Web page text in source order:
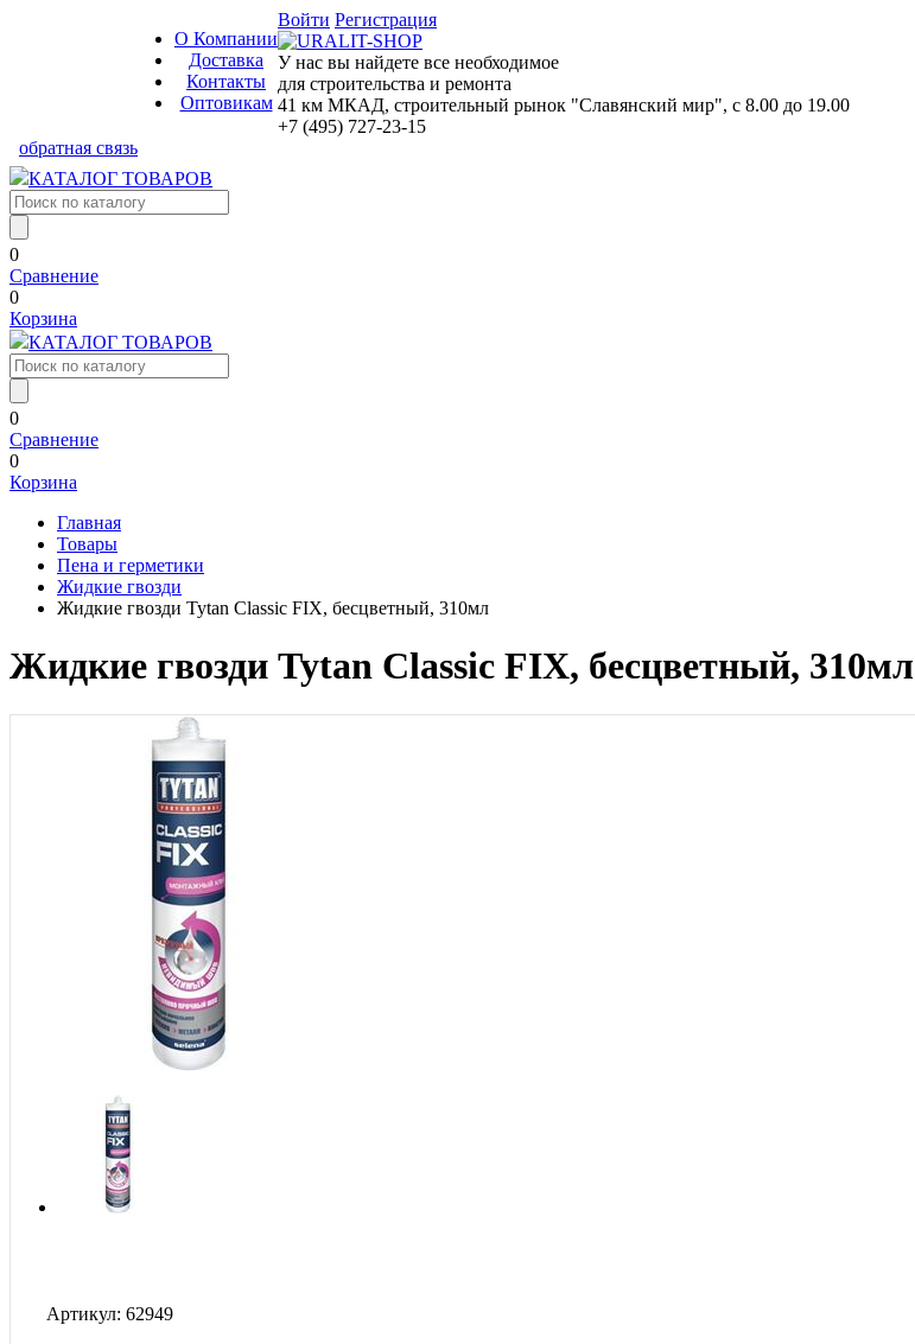
О Компании
Доставка
Контакты
Оптовикам
Войти Регистрация
У нас вы найдете все необходимое
для строительства и ремонта
41 км МКАД, строительный рынок "Славянский мир", с 8.00 до 19.00
+7 (495) 727-23-15
обратная связь
КАТАЛОГ ТОВАРОВ
0
Сравнение
0
Корзина
КАТАЛОГ ТОВАРОВ
0
Сравнение
0
Корзина
Главная
Товары
Пена и герметики
Жидкие гвозди
Жидкие гвозди Tytan Classic FIX, бесцветный, 310мл
Жидкие гвозди Tytan Classic FIX, бесцветный, 310мл
Артикул: 62949